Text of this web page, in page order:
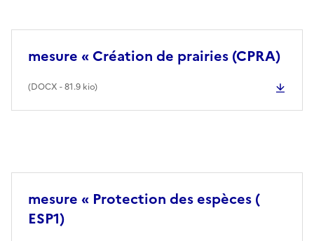
mesure « Création de prairies (CPRA)
(DOCX - 81.9 kio)
mesure « Protection des espèces (
ESP1)